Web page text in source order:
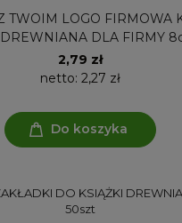
TWOIM LOGO FIRMOWA
DLA FIRMY
2,79 zł
netto: 2,27 zł
Do koszyka